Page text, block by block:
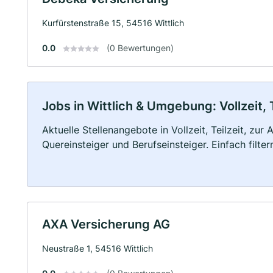
Kurfürstenstraße 15, 54516 Wittlich
0.0 (0 Bewertungen)
Jobs in Wittlich & Umgebung: Vollzeit,
Aktuelle Stellenangebote in Vollzeit, Teilzeit, zur
Quereinsteiger und Berufseinsteiger. Einfach
AXA Versicherung AG
Neustraße 1, 54516 Wittlich